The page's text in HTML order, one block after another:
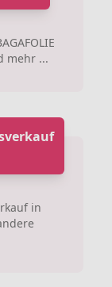
mehr ...
in